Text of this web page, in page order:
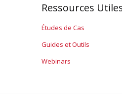
Ressources
Études de Cas
Guides et Outils
Webinars